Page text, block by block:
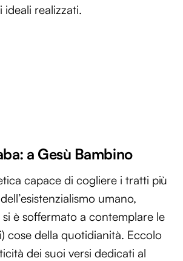
realizzati.
a Gesù Bambino
capace di cogliere i tratti più
umano,
è soffermato a contemplare le
cose della quotidianità. Eccolo
dei suoi versi dedicati al